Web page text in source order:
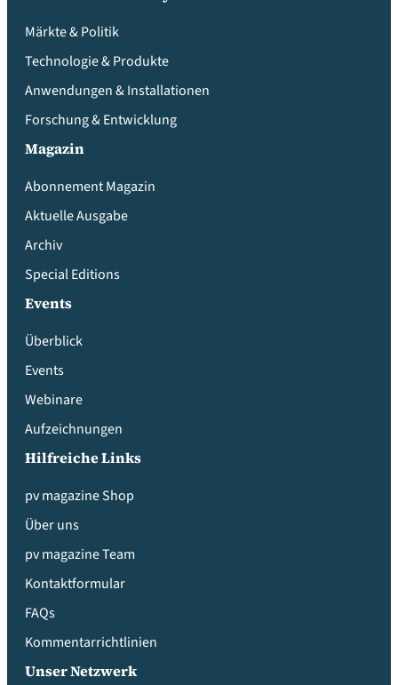
Märkte & Politik
Technologie & Produkte
Anwendungen & Installationen
Forschung & Entwicklung
Magazin
Abonnement Magazin
Aktuelle Ausgabe
Archiv
Special Editions
Events
Überblick
Events
Webinare
Aufzeichnungen
Hilfreiche Links
pv magazine Shop
Über uns
pv magazine Team
Kontaktformular
FAQs
Kommentarrichtlinien
Unser Netzwerk